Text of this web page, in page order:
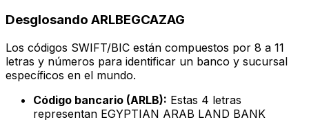
Desglosando ARLBEGCAZAG
Los códigos SWIFT/BIC están compuestos por 8 a 11
letras y números para identificar un banco y sucursal
específicos en el mundo.
Código bancario (ARLB): Estas 4 letras
representan EGYPTIAN ARAB LAND BANK